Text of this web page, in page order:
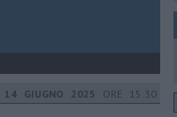
14 GIUGNO 2025 ORE 15:30